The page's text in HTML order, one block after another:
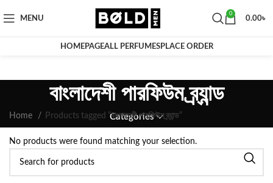
MENU
0
0.00৳
HOMEPAGEALL PERFUMESPLACE ORDER
বাংলাদেশী পারফিউম ব্র্যান্ড
Categories
Home Products tagged “বাংলাদেশী পারফিউম ব্র্যান্ড”
No products were found matching your selection.